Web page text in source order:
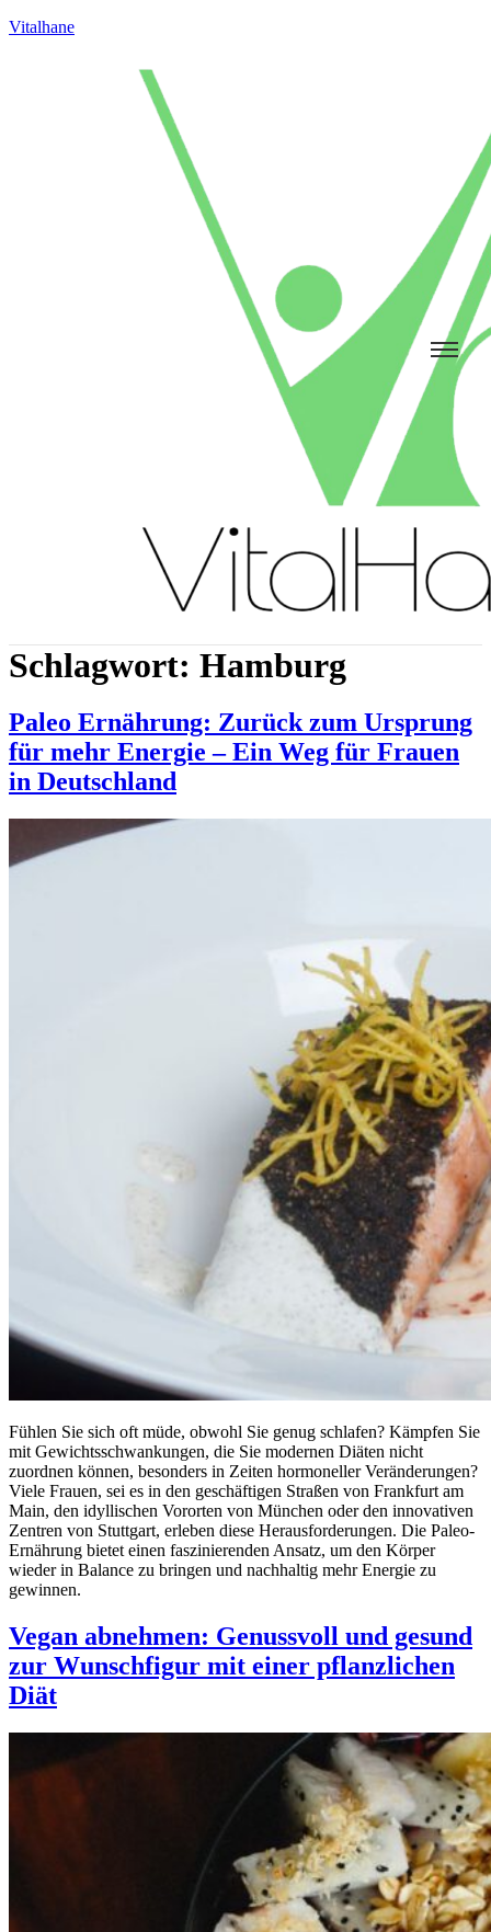
Vitalhane
Schlagwort: Hamburg
Paleo Ernährung: Zurück zum Ursprung
für mehr Energie – Ein Weg für Frauen
in Deutschland
Fühlen Sie sich oft müde, obwohl Sie genug schlafen? Kämpfen Sie
mit Gewichtsschwankungen, die Sie modernen Diäten nicht
zuordnen können, besonders in Zeiten hormoneller Veränderungen?
Viele Frauen, sei es in den geschäftigen Straßen von Frankfurt am
Main, den idyllischen Vororten von München oder den innovativen
Zentren von Stuttgart, erleben diese Herausforderungen. Die Paleo-
Ernährung bietet einen faszinierenden Ansatz, um den Körper
wieder in Balance zu bringen und nachhaltig mehr Energie zu
gewinnen.
Vegan abnehmen: Genussvoll und gesund
zur Wunschfigur mit einer pflanzlichen
Diät